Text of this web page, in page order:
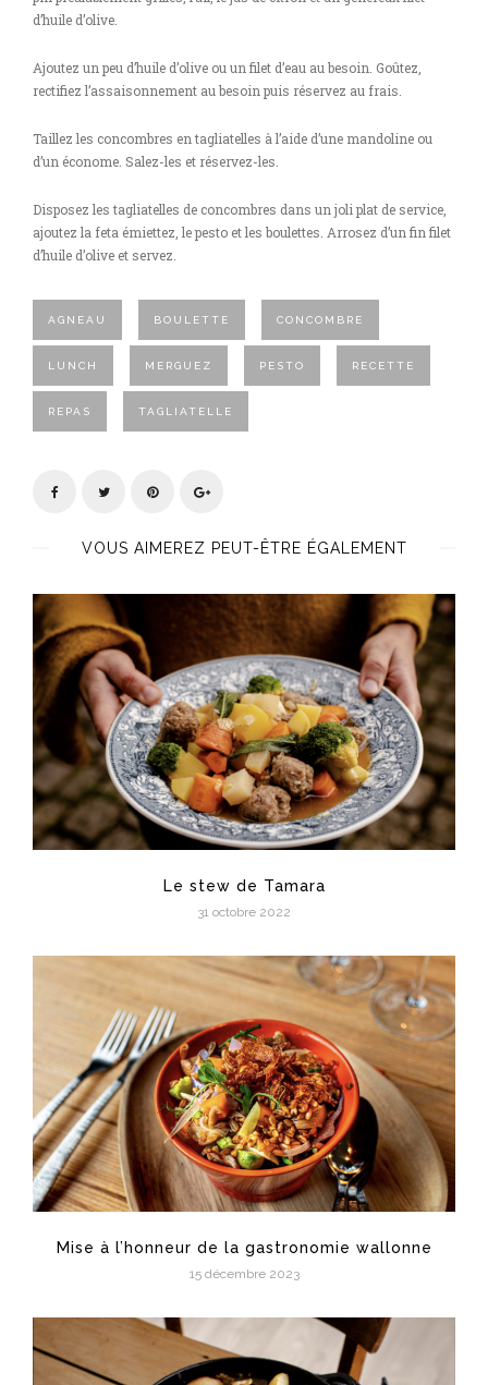
d’huile d’olive.
Ajoutez un peu d’huile d’olive ou un filet d’eau au besoin. Goûtez,
rectifiez l’assaisonnement au besoin puis réservez au frais.
Taillez les concombres en tagliatelles à l’aide d’une mandoline ou
d’un économe. Salez-les et réservez-les.
Disposez les tagliatelles de concombres dans un joli plat de service,
ajoutez la feta émiettez, le pesto et les boulettes. Arrosez d’un fin filet
d’huile d’olive et servez.
AGNEAU BOULETTE CONCOMBRE
LUNCH MERGUEZ PESTO RECETTE
REPAS TAGLIATELLE
VOUS AIMEREZ PEUT-ÊTRE ÉGALEMENT
Le stew de Tamara
31 octobre 2022
Mise à l’honneur de la gastronomie wallonne
15 décembre 2023